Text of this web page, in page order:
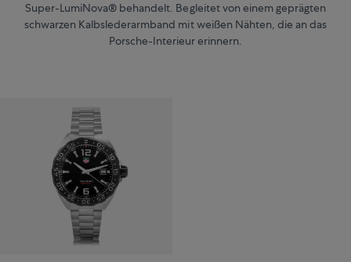
Super-LumiNova® behandelt. Begleitet von einem geprägten
schwarzen Kalbslederarmband mit weißen Nähten, die an das
Porsche-Interieur erinnern.